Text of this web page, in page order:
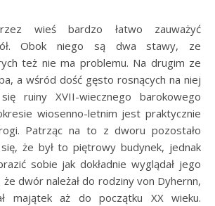
Obok niego są dwa stawy, ze
też nie ma problemu. Na drugim ze
a wśród dość gęsto rosnących na niej
ruiny XVII-wiecznego barokowego
wiosenno-letnim jest praktycznie
Patrząc na to z dworu pozostało
że był to piętrowy budynek, jednak
sobie jak dokładnie wyglądał jego
że dwór należał do rodziny von Dyhernn,
majątek aż do początku XX wieku.